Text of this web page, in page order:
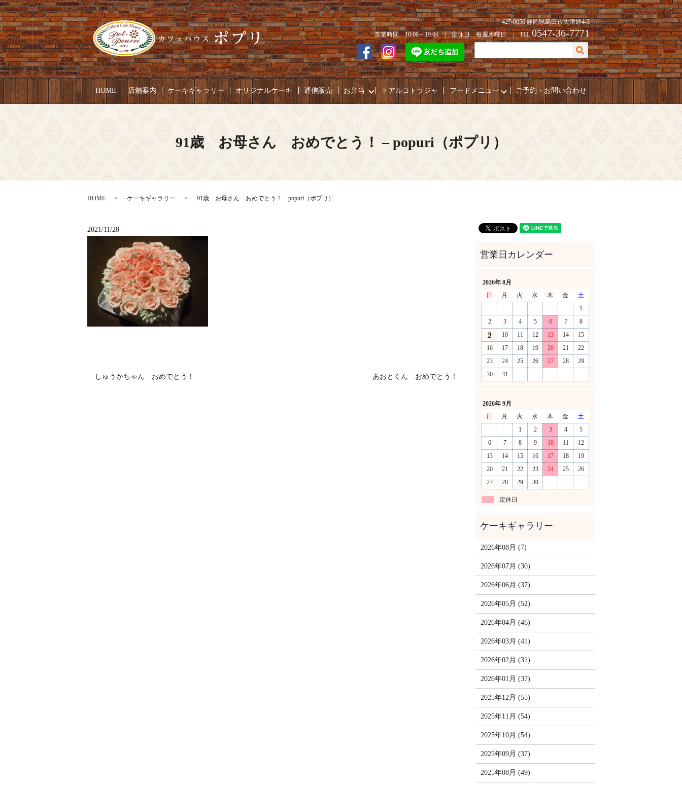
〒427-0056 静岡県島田市大津通4-3
営業時間 10:00～19:00 | 定休日 毎週木曜日 | TEL0547-36-7771
HOME 店舗案内 ケーキギャラリー オリジナルケーキ 通信販売 お弁当 トアルコトラジャ フードメニュー ご予約・お問い合わせ
91歳 お母さん おめでとう！ – popuri（ポプリ）
HOME ケーキギャラリー 91歳 お母さん おめでとう！ – popuri（ポプリ）
2021/11/28
しゅうかちゃん おめでとう！ あおとくん おめでとう！
2026年 8月
日
月 火 水 木 金
土
1
2
3 4 5 6 7
8
9
10 11 12 13 14
15
16
17 18 19 20 21
22
23
24 25 26 27 28
29
30
31
2026年 9月
日
月 火 水 木 金
土
1
2 3 4
5
6
7 8 9 10 11
12
13
14 15 16 17 18
19
20
21 22 23 24 25
26
27
28 29 30
定休日
2026年08月 (7)
2026年07月 (30)
2026年06月 (37)
2026年05月 (52)
2026年04月 (46)
2026年03月 (41)
2026年02月 (31)
2026年01月 (37)
2025年12月 (55)
2025年11月 (54)
2025年10月 (54)
2025年09月 (37)
2025年08月 (49)